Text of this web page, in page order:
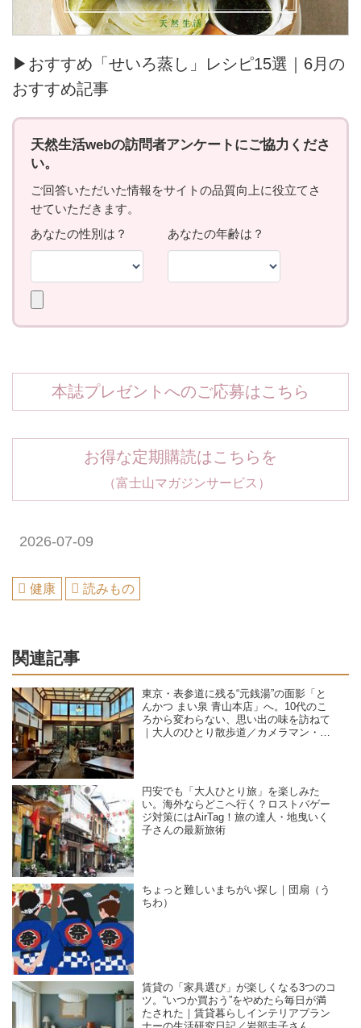
▶おすすめ「せいろ蒸し」レシピ15選｜6月の
おすすめ記事
本誌プレゼントへのご応募はこちら
お得な定期購読はこちらを
（富士山マガジンサービス）
2026-07-09
健康 読みもの
関連記事
東京・表参道に残る“元銭湯”の面影「と
んかつ まい泉 青山本店」へ。10代のこ
ろから変わらない、思い出の味を訪ねて
｜大人のひとり散歩道／カメラマン・石
円安でも「大人ひとり旅」を楽しみた
い。海外ならどこへ行く？ロストバゲー
ジ対策にはAirTag！旅の達人・地曳いく
子さんの最新旅術
ちょっと難しいまちがい探し｜団扇（う
ちわ）
賃貸の「家具選び」が楽しくなる3つのコ
ツ。“いつか買おう”をやめたら毎日が満
たされた｜賃貸暮らしインテリアプラン